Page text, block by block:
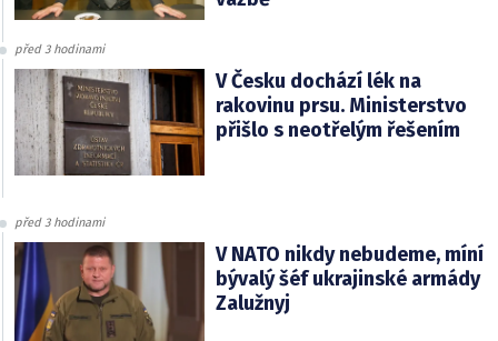
před 3 hodinami
V Česku dochází lék na
rakovinu prsu. Ministerstvo
přišlo s neotřelým řešením
před 3 hodinami
V NATO nikdy nebudeme, míní
bývalý šéf ukrajinské armády
Zalužnyj